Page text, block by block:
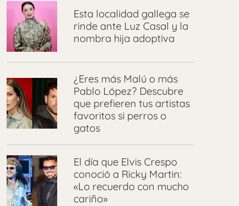
Esta localidad gallega se
rinde ante Luz Casal y la
nombra hija adoptiva
¿Eres más Malú o más
Pablo López? Descubre
que prefieren tus artistas
favoritos si perros o
gatos
El día que Elvis Crespo
conoció a Ricky Martin:
«Lo recuerdo con mucho
cariño»